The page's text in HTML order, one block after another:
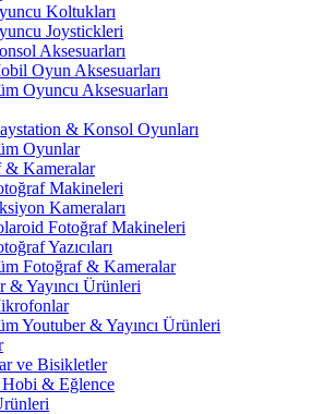
Koltukları
Joystickleri
Aksesuarları
Oyun Aksesuarları
Oyuncu Aksesuarları
& Konsol Oyunları
Oyunlar
& Kameralar
Makineleri
Kameraları
Fotoğraf Makineleri
Yazıcıları
Fotoğraf & Kameralar
& Yayıncı Ürünleri
Youtuber & Yayıncı Ürünleri
ve Bisikletler
& Eğlence